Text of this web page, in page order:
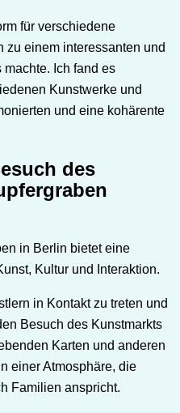
für verschiedene
zu einem interessanten und
Ich fand es
Kunstwerke und
und eine kohärente
des
in Berlin bietet eine
Kultur und Interaktion.
in Kontakt zu treten und
Besuch des Kunstmarkts
Karten und anderen
einer Atmosphäre, die
Familien anspricht.